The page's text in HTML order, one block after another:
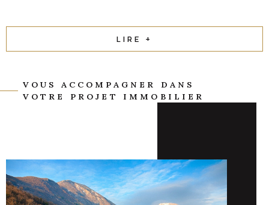
LIRE +
VOUS ACCOMPAGNER DANS
VOTRE PROJET IMMOBILIER